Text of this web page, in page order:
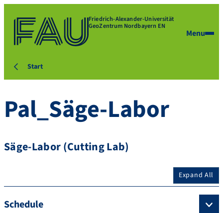
Friedrich-Alexander-Universität
GeoZentrum Nordbayern EN
Menu
Start
Pal_Säge-Labor
Säge-Labor (Cutting Lab)
Expand All
Schedule